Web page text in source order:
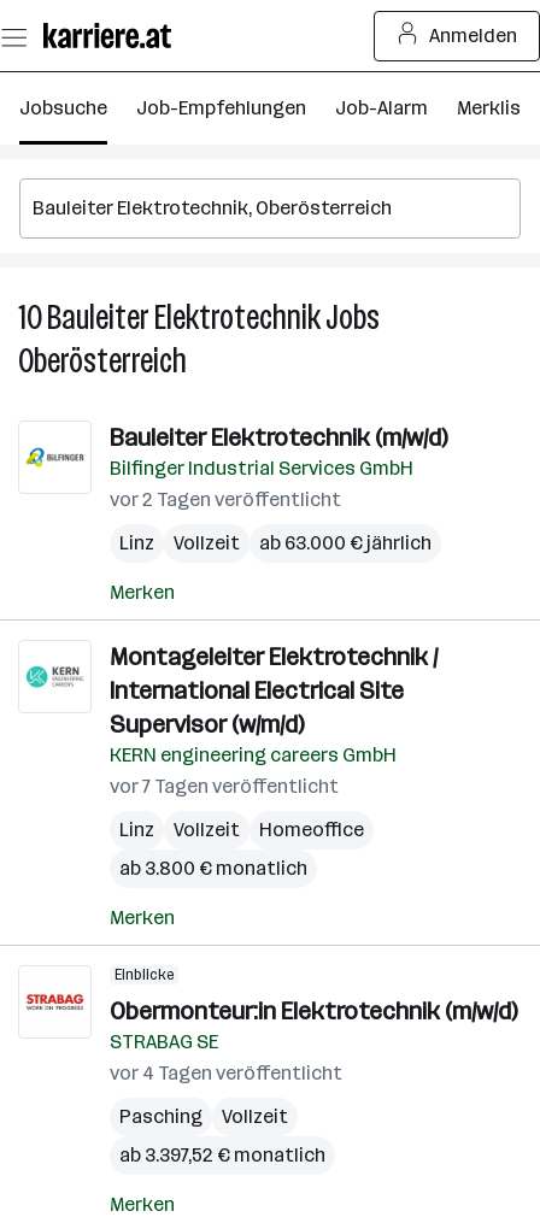
Seiteninhalt
springen
Anmelden
Jobsuche Job-Empfehlungen Job-Alarm Merkliste
10Bauleiter ElektrotechnikJobs
Oberösterreich
Bauleiter Elektrotechnik (m/w/d)
Bilfinger Industrial Services GmbH
vor 2 Tagen veröffentlicht
Linz
Vollzeit ab 63.000 € jährlich
Merken
Montageleiter Elektrotechnik /
International Electrical Site
Supervisor (w/m/d)
KERN engineering careers GmbH
vor 7 Tagen veröffentlicht
Linz
Vollzeit
Homeoffice
ab 3.800 € monatlich
Merken
Einblicke
Obermonteur:in Elektrotechnik (m/w/d)
STRABAG SE
vor 4 Tagen veröffentlicht
Pasching
Vollzeit
ab 3.397,52 € monatlich
Merken